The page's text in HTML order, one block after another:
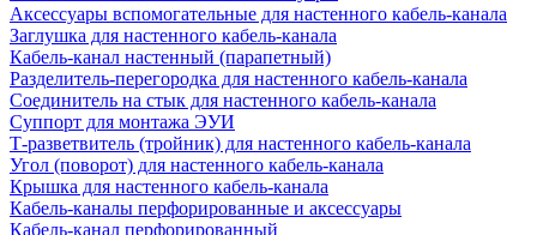
Аксессуары вспомогательные для настенного кабель-канала
Заглушка для настенного кабель-канала
Кабель-канал настенный (парапетный)
Разделитель-перегородка для настенного кабель-канала
Соединитель на стык для настенного кабель-канала
Суппорт для монтажа ЭУИ
Т-разветвитель (тройник) для настенного кабель-канала
Угол (поворот) для настенного кабель-канала
Крышка для настенного кабель-канала
Кабель-каналы перфорированные и аксессуары
Кабель-канал перфорированный